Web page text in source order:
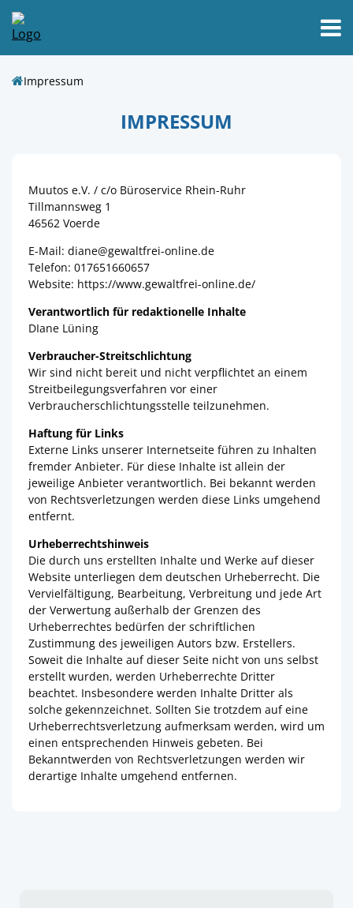
Impressum
IMPRESSUM
Muutos e.V. / c/o Büroservice Rhein-Ruhr
Tillmannsweg 1
46562 Voerde
E-Mail: diane@gewaltfrei-online.de
Telefon: 017651660657
Website: https://www.gewaltfrei-online.de/
Verantwortlich für redaktionelle Inhalte
DIane Lüning
Verbraucher-Streitschlichtung
Wir sind nicht bereit und nicht verpflichtet an einem
Streitbeilegungsverfahren vor einer
Verbraucherschlichtungsstelle teilzunehmen.
Haftung für Links
Externe Links unserer Internetseite führen zu Inhalten
fremder Anbieter. Für diese Inhalte ist allein der
jeweilige Anbieter verantwortlich. Bei bekannt werden
von Rechtsverletzungen werden diese Links umgehend
entfernt.
Urheberrechtshinweis
Die durch uns erstellten Inhalte und Werke auf dieser
Website unterliegen dem deutschen Urheberrecht. Die
Vervielfältigung, Bearbeitung, Verbreitung und jede Art
der Verwertung außerhalb der Grenzen des
Urheberrechtes bedürfen der schriftlichen
Zustimmung des jeweiligen Autors bzw. Erstellers.
Soweit die Inhalte auf dieser Seite nicht von uns selbst
erstellt wurden, werden Urheberrechte Dritter
beachtet. Insbesondere werden Inhalte Dritter als
solche gekennzeichnet. Sollten Sie trotzdem auf eine
Urheberrechtsverletzung aufmerksam werden, wird um
einen entsprechenden Hinweis gebeten. Bei
Bekanntwerden von Rechtsverletzungen werden wir
derartige Inhalte umgehend entfernen.